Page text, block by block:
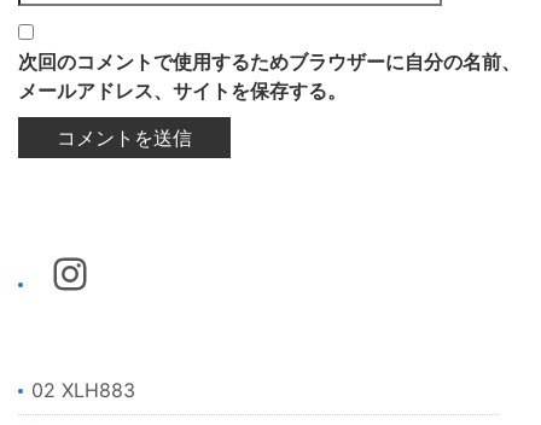
次回のコメントで使用するためブラウザーに自分の名前、
メールアドレス、サイトを保存する。
02 XLH883